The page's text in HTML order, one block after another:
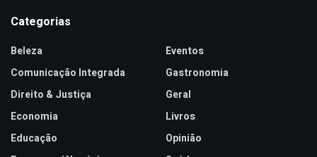
Categorias
Beleza
Comunicação Integrada
Direito & Justiça
Economia
Educação
Eventos
Gastronomia
Geral
Livros
Opinião